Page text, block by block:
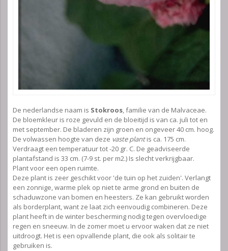
De nederlandse naam is Stokroos, familie van de Malvaceae.
De bloemkleur is roze gevuld en de bloeitijd is van ca. juli tot en
met september. De bladeren zijn groen en ongeveer 40 cm. hoog.
De volwassen hoogte van deze vaste plantis ca. 175 cm.
Verdraagt een temperatuur tot -20 gr. C. De geadviseerde
plantafstand is 33 cm. (7-9 st. per m2.) Is slecht verkrijgbaar.
Plant voor een open ruimte.
Deze plant is zeer geschikt voor 'de tuin op het zuiden'. Verlangt
een zonnige, warme plek op niet te arme grond en buiten de
schaduwzone van bomen en heesters. Ze kan gebruikt worden
als borderplant, want ze laat zich eenvoudig combineren. Deze
plant heeft in de winter bescherming nodig tegen overvloedige
regen en sneeuw. In de zomer moet u ervoor waken dat ze niet
uitdroogt. Het is een opvallende plant, die ook als solitair te
gebruiken is.